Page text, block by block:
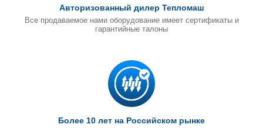
Авторизованный дилер Тепломаш
Все продаваемое нами оборудование имеет сертификаты и
гарантийные талоны
Более 10 лет на Российском рынке